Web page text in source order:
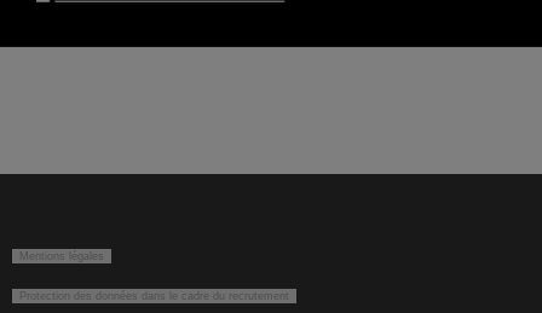
Mentions légales
Protection des données dans le cadre du recrutement